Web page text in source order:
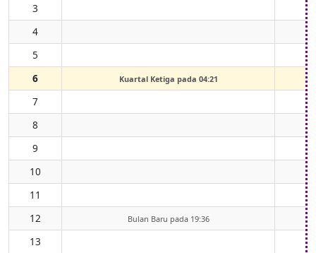
3
4
5
6
Kuartal Ketiga pada 04:21
7
8
9
10
11
12
Bulan Baru pada 19:36
13